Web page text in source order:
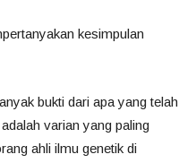
kesimpulan
bukti dari apa yang telah
varian yang paling
ahli ilmu genetik di